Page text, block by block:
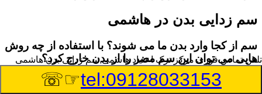
سم زدایی بدن در هاشمی
سم از کجا وارد بدن ما می شوند؟ با استفاده از چه روش
هایی می توان این سم مضر را از بدن خارج کرد؟
بطور کلی سم موجود در بدن به دو گروه عمده تقسیم می
تلفن تماس فوریمرکز ترک اعتیاد هاشمی,سم زدایی بدن هاشمی
tel:09128033153
☞☏